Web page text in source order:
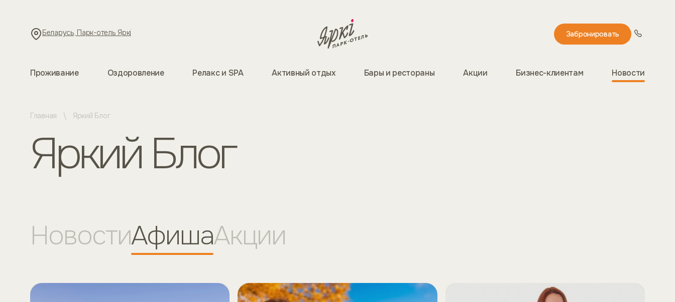
Беларусь, Парк-отель Яркi Забронировать
Проживание Оздоровление Релакс и SPA Активный отдых Бары и рестораны Акции Бизнес-клиентам Новости
Главная Яркий Блог
Яркий Блог
НовостиАфишаАкции